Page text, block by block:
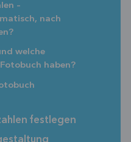
–
nach
welche
haben?
festlegen